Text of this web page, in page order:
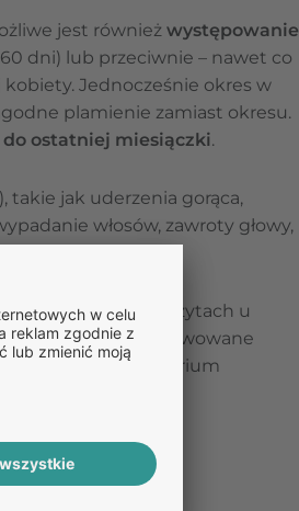
jest również występowanie
dni) lub przeciwnie – nawet co
Jednocześnie okres w
plamienie zamiast okresu.
ostatniej miesiączki.
jak uderzenia gorąca,
włosów, zawroty głowy,
o regularnych wizytach u
się, że zaobserwowane
z klimakterium
trwania i